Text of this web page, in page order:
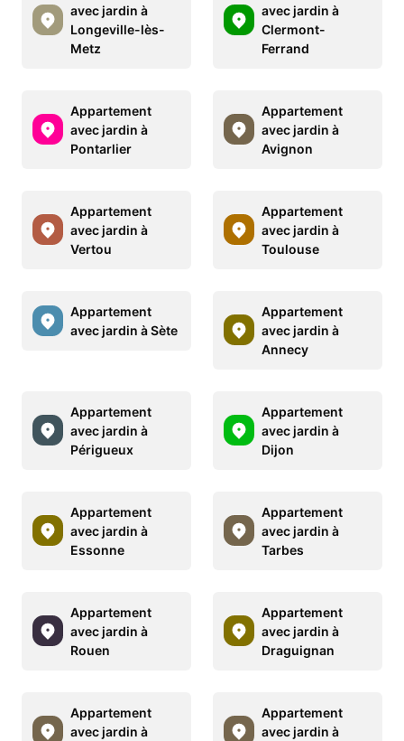
avec jardin à
Longeville-lès-
Metz
avec jardin à
Clermont-
Ferrand
Appartement
avec jardin à
Pontarlier
Appartement
avec jardin à
Avignon
Appartement
avec jardin à
Vertou
Appartement
avec jardin à
Toulouse
Appartement
avec jardin à Sète
Appartement
avec jardin à
Annecy
Appartement
avec jardin à
Périgueux
Appartement
avec jardin à
Dijon
Appartement
avec jardin à
Essonne
Appartement
avec jardin à
Tarbes
Appartement
avec jardin à
Rouen
Appartement
avec jardin à
Draguignan
Appartement
avec jardin à
Appartement
avec jardin à